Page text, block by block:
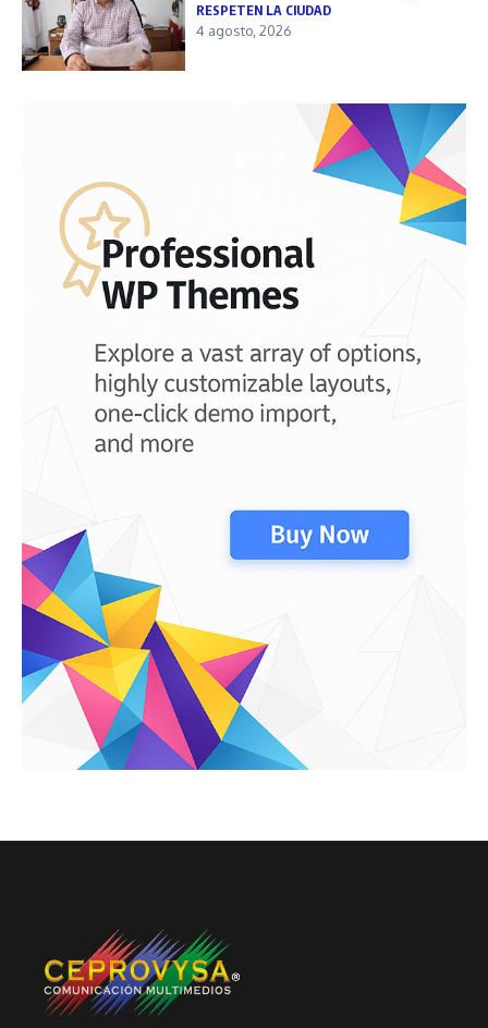
RESPETEN LA CIUDAD
4 agosto, 2026